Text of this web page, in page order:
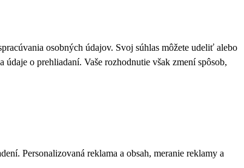
osobných údajov. Svoj súhlas môžete udeliť alebo
o prehliadaní. Vaše rozhodnutie však zmení spôsob,
Personalizovaná reklama a obsah, meranie reklamy a